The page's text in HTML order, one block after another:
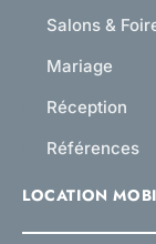
Salons &
Mariage
Réception
Références
LOCATION